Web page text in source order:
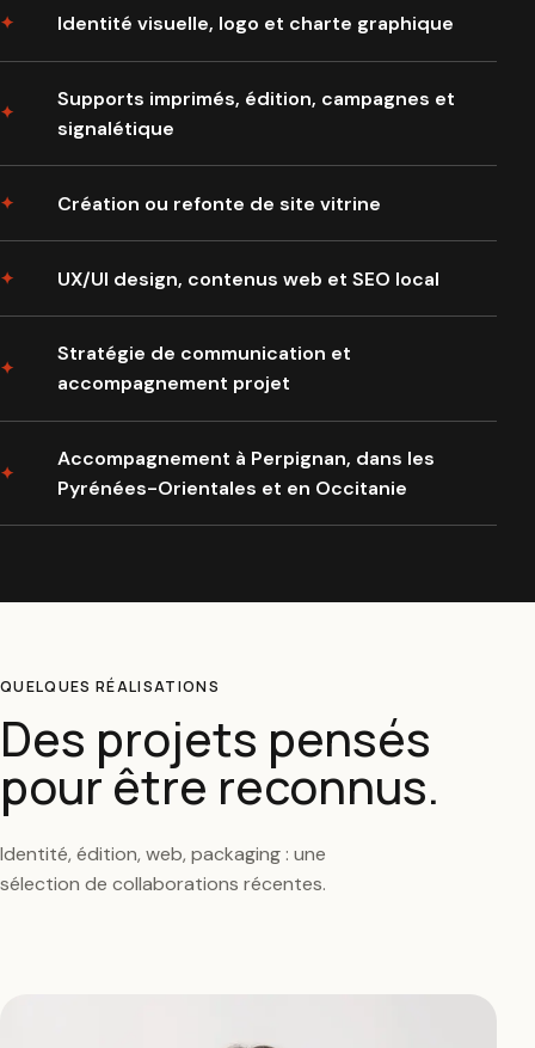
Identité visuelle, logo et charte graphique
Supports imprimés, édition, campagnes et
signalétique
Création ou refonte de site vitrine
UX/UI design, contenus web et SEO local
Stratégie de communication et
accompagnement projet
Accompagnement à Perpignan, dans les
Pyrénées-Orientales et en Occitanie
QUELQUES RÉALISATIONS
Des projets pensés
pour être reconnus.
Identité, édition, web, packaging : une
sélection de collaborations récentes.